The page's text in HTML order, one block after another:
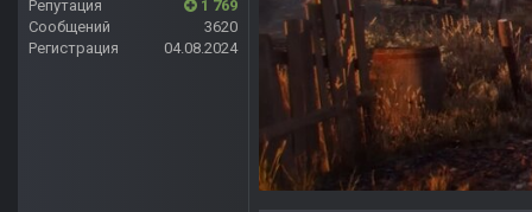
Репутация
1 769
Сообщений
3620
Регистрация
04.08.2024